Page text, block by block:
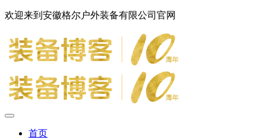
欢迎来到安徽格尔户外装备有限公司官网
首页